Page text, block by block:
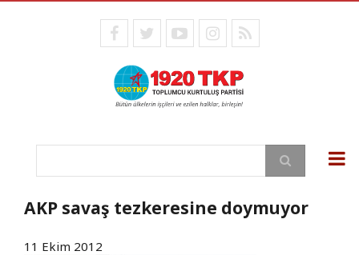
facebooktwitteryoutubeinstagram
RSS
Ara
AKP savaş tezkeresine doymuyor
11 Ekim 2012